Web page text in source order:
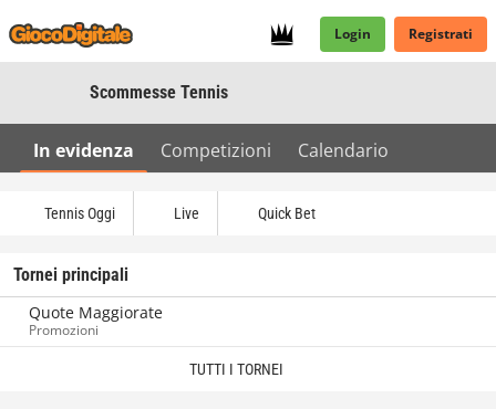
Login Registrati
Scommesse Tennis
In evidenza Competizioni Calendario
Tennis Oggi Live Quick Bet
Tornei principali
Quote Maggiorate
Promozioni
TUTTI I TORNEI